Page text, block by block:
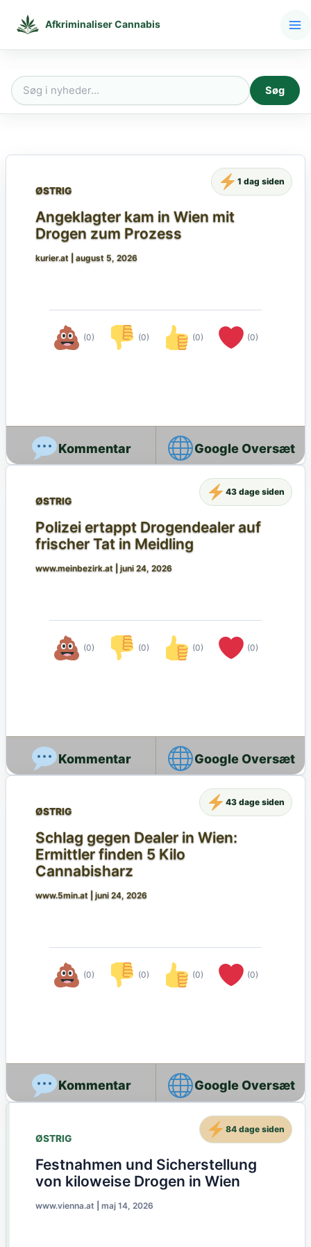
Afkriminaliser Cannabis
Søg
Søg
ØSTRIG
Angeklagter kam in Wien mit
Drogen zum Prozess
kurier.at august 5, 2026
(0) (0) (0) (0)
1 dag siden
Google Oversæt
ØSTRIG
Polizei ertappt Drogendealer auf
frischer Tat in Meidling
www.meinbezirk.at juni 24, 2026
(0) (0) (0) (0)
43 dage siden
Google Oversæt
ØSTRIG
Schlag gegen Dealer in Wien:
Ermittler finden 5 Kilo
Cannabisharz
www.5min.at juni 24, 2026
(0) (0) (0) (0)
43 dage siden
Google Oversæt
ØSTRIG
Festnahmen und Sicherstellung
von kiloweise Drogen in Wien
www.vienna.at maj 14, 2026
84 dage siden